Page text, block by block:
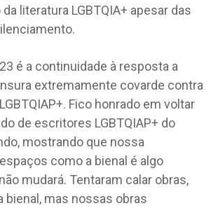
literatura LGBTQIA+ apesar das
é a continuidade à resposta a
extremamente covarde contra
Fico honrado em voltar
de escritores LGBTQIAP+ do
mostrando que nossa
como a bienal é algo
mudará. Tentaram calar obras,
bienal, mas nossas obras